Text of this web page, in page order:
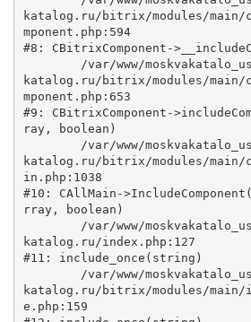
katalog.ru/bitrix/modules/main/
mponent.php:594
#8: CBitrixComponent-
katalog.ru/bitrix/modules/main/
mponent.php:653
#9: CBitrixComponent-
ray, boolean)
katalog.ru/bitrix/modules/main/
in.php:1038
#10: CAllMain-
rray, boolean)
katalog.ru/index.php:127
#11: include_once(string)
katalog.ru/bitrix/modules/
e.php:159